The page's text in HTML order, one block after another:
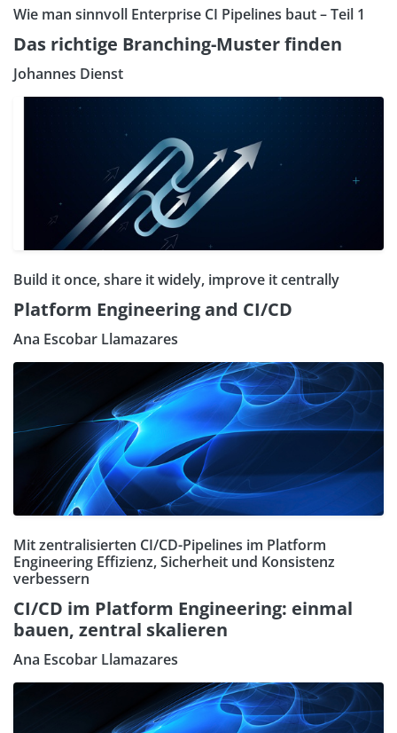
Wie man sinnvoll Enterprise CI Pipelines baut – Teil 1
Das richtige Branching-Muster finden
Johannes Dienst
Build it once, share it widely, improve it centrally
Platform Engineering and CI/CD
Ana Escobar Llamazares
Mit zentralisierten CI/CD-Pipelines im Platform
Engineering Effizienz, Sicherheit und Konsistenz
verbessern
CI/CD im Platform Engineering: einmal
bauen, zentral skalieren
Ana Escobar Llamazares